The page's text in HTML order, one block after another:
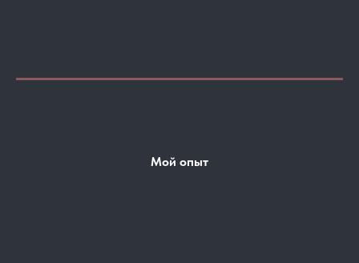
Мой опыт